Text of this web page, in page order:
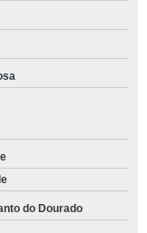
do Dourado